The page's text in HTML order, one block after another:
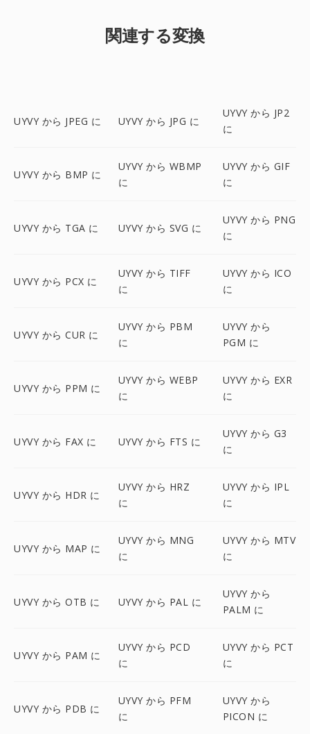
関連する変換
UYVY から JPEG に UYVY から JPG に
UYVY から JP2
に
UYVY から BMP に
UYVY から WBMP
に
UYVY から GIF
に
UYVY から TGA に UYVY から SVG に
UYVY から PNG
に
UYVY から PCX に
UYVY から TIFF
に
UYVY から ICO
に
UYVY から CUR に
UYVY から PBM
に
UYVY から
PGM に
UYVY から PPM に
UYVY から WEBP
に
UYVY から EXR
に
UYVY から FAX に UYVY から FTS に
UYVY から G3
に
UYVY から HDR に
UYVY から HRZ
に
UYVY から IPL
に
UYVY から MAP に
UYVY から MNG
に
UYVY から MTV
に
UYVY から OTB に UYVY から PAL に
UYVY から
PALM に
UYVY から PAM に
UYVY から PCD
に
UYVY から PCT
に
UYVY から PDB に
UYVY から PFM
に
UYVY から
PICON に